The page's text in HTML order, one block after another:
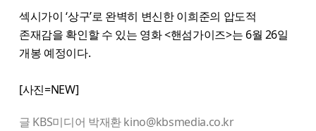
섹시가이 ‘상구’로 완벽히 변신한 이희준의 압도적
존재감을 확인할 수 있는 영화 <핸섬가이즈>는 6월 26일
개봉 예정이다.
[사진=NEW]
글 KBS미디어 박재환 kino@kbsmedia.co.kr